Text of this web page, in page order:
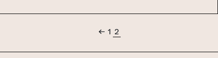
← 1 2